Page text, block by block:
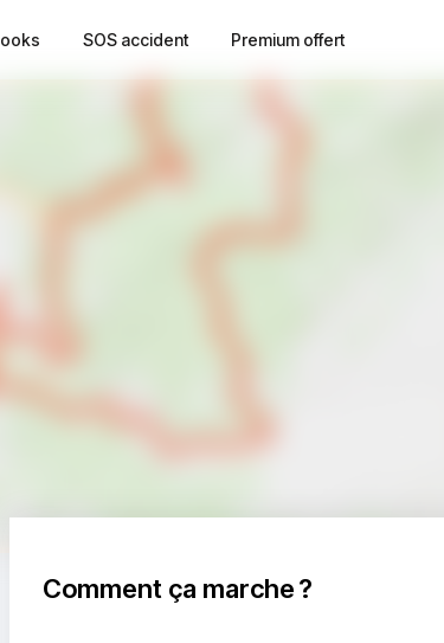
SOS accident Premium offert
Comment ça marche ?